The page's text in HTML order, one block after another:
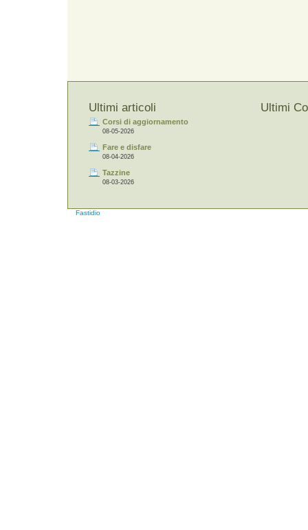
Ultimi articoli
Corsi di aggiornamento
08-05-2026
Fare e disfare
08-04-2026
Tazzine
08-03-2026
Ultimi
Fastidio